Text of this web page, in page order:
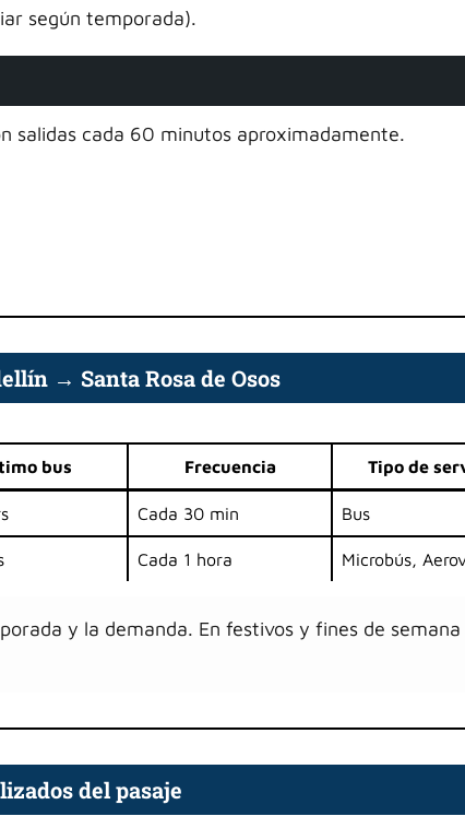
según temporada).
salidas cada 60 minutos aproximadamente.
→ Santa Rosa de Osos
bus Frecuencia Tipo de
Cada 30 min Bus
Cada 1 hora Microbús,
y la demanda. En festivos y fines de semana
del pasaje